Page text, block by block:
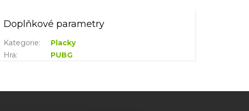
Doplňkové parametry
Kategorie:
Placky
Hra: PUBG